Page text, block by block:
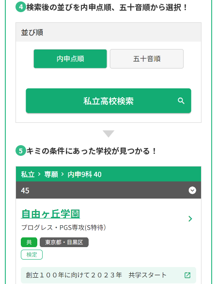
検索後の並びを内申点順、五十音順から選択！
キミの条件にあった学校が見つかる！